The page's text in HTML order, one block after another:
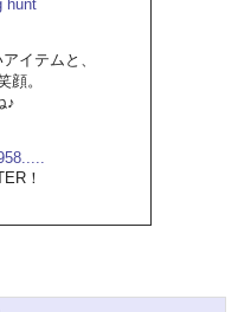
イテムと、
顔。
♪
！